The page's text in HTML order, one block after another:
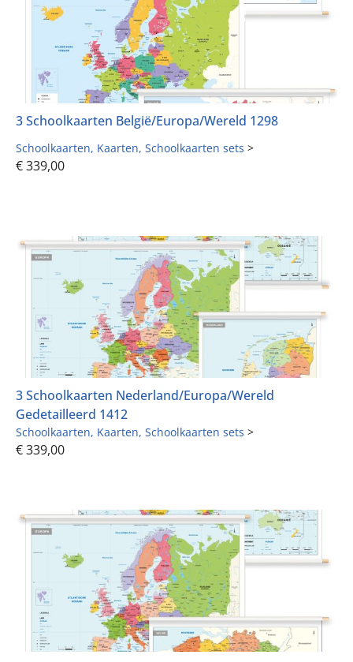
3 Schoolkaarten België/Europa/Wereld 1298
Schoolkaarten Kaarten Schoolkaarten sets >
€339,00
3 Schoolkaarten Nederland/Europa/Wereld
Gedetailleerd 1412
Schoolkaarten Kaarten Schoolkaarten sets >
€339,00